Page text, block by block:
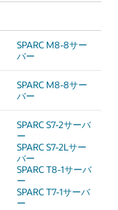
SPARC M8-8サー
バー
SPARC M8-8サー
バー
SPARC S7-2サーバ
ー
SPARC S7-2Lサー
バー
SPARC T8-1サーバ
ー
SPARC T7-1サーバ
ー